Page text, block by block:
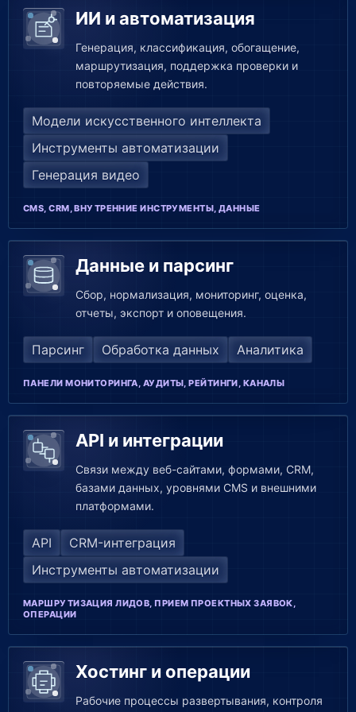
ИИ и автоматизация
Генерация, классификация, обогащение,
маршрутизация, поддержка проверки и
повторяемые действия.
Модели искусственного интеллекта
Инструменты автоматизации
Генерация видео
CMS, CRM, ВНУТРЕННИЕ ИНСТРУМЕНТЫ, ДАННЫЕ
Данные и парсинг
Сбор, нормализация, мониторинг, оценка,
отчеты, экспорт и оповещения.
Парсинг Обработка данных Аналитика
ПАНЕЛИ МОНИТОРИНГА, АУДИТЫ, РЕЙТИНГИ, КАНАЛЫ
API и интеграции
Связи между веб-сайтами, формами, CRM,
базами данных, уровнями CMS и внешними
платформами.
API
CRM-интеграция
Инструменты автоматизации
МАРШРУТИЗАЦИЯ ЛИДОВ, ПРИЕМ ПРОЕКТНЫХ ЗАЯВОК,
ОПЕРАЦИИ
Хостинг и операции
Рабочие процессы развертывания, контроля